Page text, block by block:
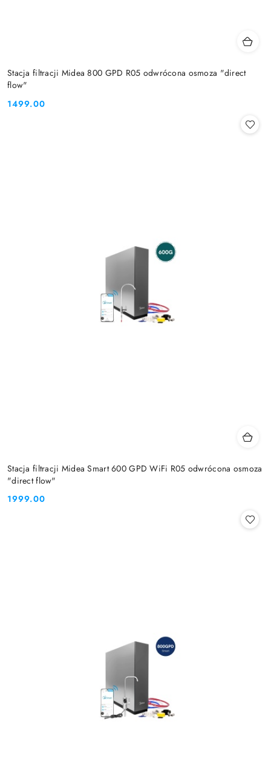
Stacja filtracji Midea 800 GPD R05 odwrócona osmoza "direct
flow"
Cena:
1499.00
Stacja filtracji Midea Smart 600 GPD WiFi R05 odwrócona osmoza
"direct flow"
Cena:
1999.00